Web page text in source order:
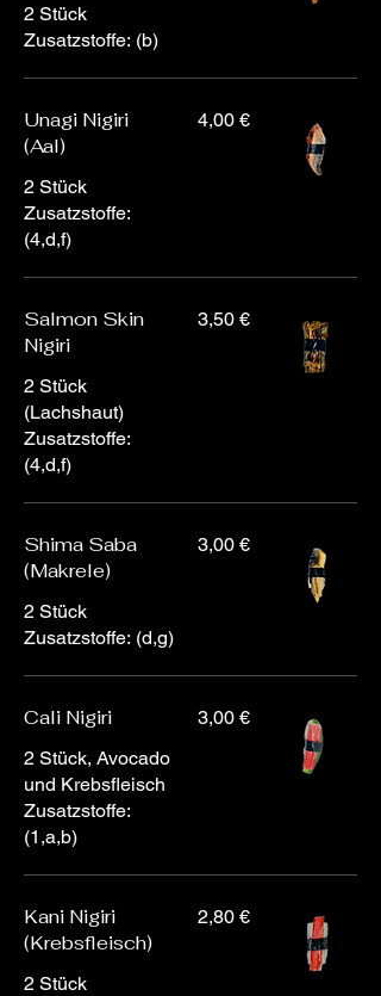
2 Stück
Zusatzstoffe: (b)
Unagi Nigiri
(Aal)
2 Stück
Zusatzstoffe:
(4,d,f)
4,00 €
Salmon Skin
Nigiri
2 Stück
(Lachshaut)
Zusatzstoffe:
(4,d,f)
3,50 €
Shima Saba
(Makrele)
2 Stück
Zusatzstoffe: (d,g)
3,00 €
Cali Nigiri
2 Stück, Avocado
und Krebsfleisch
Zusatzstoffe:
(1,a,b)
3,00 €
Kani Nigiri
(Krebsfleisch)
2 Stück
2,80 €